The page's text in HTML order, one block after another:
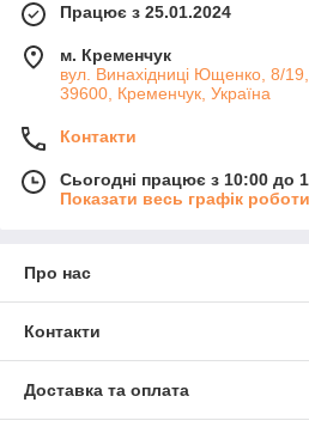
Працює з 25.01.2024
м. Кременчук
вул. Винахідниці Ющенко, 8/19,
39600, Кременчук, Україна
Контакти
Сьогодні працює з 10:00 до
Показати весь графік роботи
Про нас
Контакти
Доставка та оплата